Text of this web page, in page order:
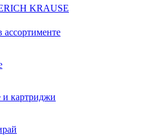
KRAUSE
ассортименте
и картриджи